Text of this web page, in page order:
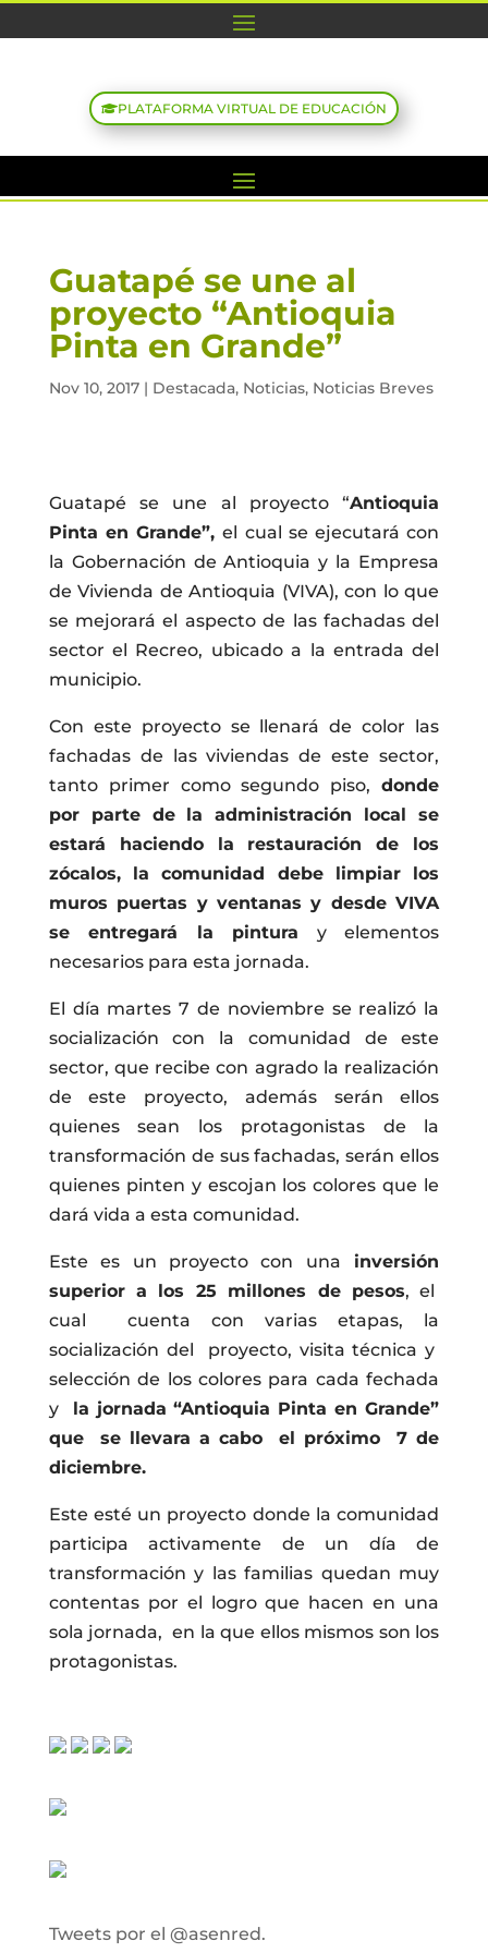
PLATAFORMA VIRTUAL DE EDUCACIÓN
Guatapé se une al
proyecto “Antioquia
Pinta en Grande”
Nov 10, 2017| Destacada, Noticias, Noticias Breves
Guatapé se une al proyecto “Antioquia
Pinta en Grande”,el cual se ejecutará con
la Gobernación de Antioquia y la Empresa
de Vivienda de Antioquia (VIVA), con lo que
se mejorará el aspecto de las fachadas del
sector el Recreo, ubicado a la entrada del
municipio.
Con este proyecto se llenará de color las
fachadas de las viviendas de este sector,
tanto primer como segundo piso,donde
por parte de la administración local se
estará haciendo la restauración de los
zócalos, la comunidad debe limpiar los
muros puertas y ventanas y desde VIVA
se entregará la pintura y elementos
necesarios para esta jornada.
El día martes 7 de noviembre se realizó la
socialización con la comunidad de este
sector, que recibe con agrado la realización
de este proyecto, además serán ellos
quienes sean los protagonistas de la
transformación de sus fachadas, serán ellos
quienes pinten y escojan los colores que le
dará vida a esta comunidad.
Este es un proyecto con una inversión
superior a los 25 millones de pesos, el
cual cuenta con varias etapas, la
socialización del proyecto, visita técnica y
selección de los colores para cada fechada
y
la jornada “Antioquia Pinta en Grande”
que se llevara a cabo el próximo 7 de
diciembre.
Este esté un proyecto donde la comunidad
participa activamente de un día de
transformación y las familias quedan muy
contentas por el logro que hacen en una
sola jornada, en la que ellos mismos son los
protagonistas.
Tweets por el @asenred.